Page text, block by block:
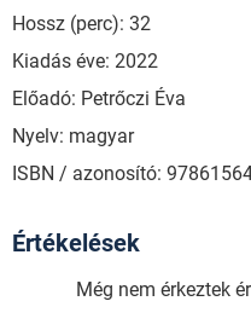
Hossz (perc): 32
Kiadás éve: 2022
Előadó: Petrőczi Éva
Nyelv: magyar
ISBN / azonosító:
Értékelések
Még nem érkeztek